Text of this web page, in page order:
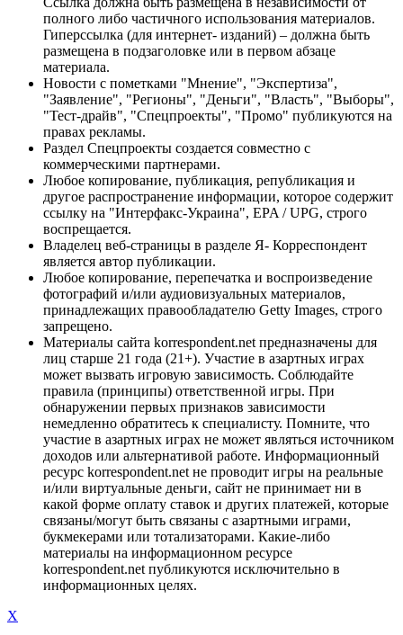
полного либо частичного использования материалов.
Гиперссылка (для интернет- изданий) – должна быть
размещена в подзаголовке или в первом абзаце
материала.
Новости с пометками "Мнение", "Экспертиза",
"Заявление", "Регионы", "Деньги", "Власть", "Выборы",
"Тест-драйв", "Спецпроекты", "Промо" публикуются на
правах рекламы.
Раздел Спецпроекты создается совместно с
коммерческими партнерами.
Любое копирование, публикация, републикация и
другое распространение информации, которое содержит
ссылку на "Интерфакс-Украина", EPA / UPG, строго
воспрещается.
Владелец веб-страницы в разделе Я- Корреспондент
является автор публикации.
Любое копирование, перепечатка и воспроизведение
фотографий и/или аудиовизуальных материалов,
принадлежащих правообладателю Getty Images, строго
запрещено.
Материалы сайта korrespondent.net предназначены для
лиц старше 21 года (21+). Участие в азартных играх
может вызвать игровую зависимость. Соблюдайте
правила (принципы) ответственной игры. При
обнаружении первых признаков зависимости
немедленно обратитесь к специалисту. Помните, что
участие в азартных играх не может являться источником
доходов или альтернативой работе. Информационный
ресурс korrespondent.net не проводит игры на реальные
и/или виртуальные деньги, сайт не принимает ни в
какой форме оплату ставок и других платежей, которые
связаны/могут быть связаны с азартными играми,
букмекерами или тотализаторами. Какие-либо
материалы на информационном ресурсе
korrespondent.net публикуются исключительно в
информационных целях.
X